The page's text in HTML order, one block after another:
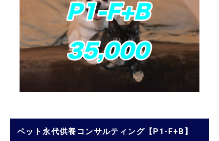
ペット永代供養コンサルティング【P1-F+B】